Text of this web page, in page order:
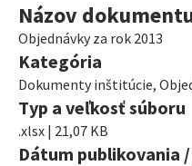
Názov
Objednávky za rok 2013
Kategória
Dokumenty inštitúcie,
Typ a veľkosť súboru
.xlsx | 21,07 KB
Dátum publikovania